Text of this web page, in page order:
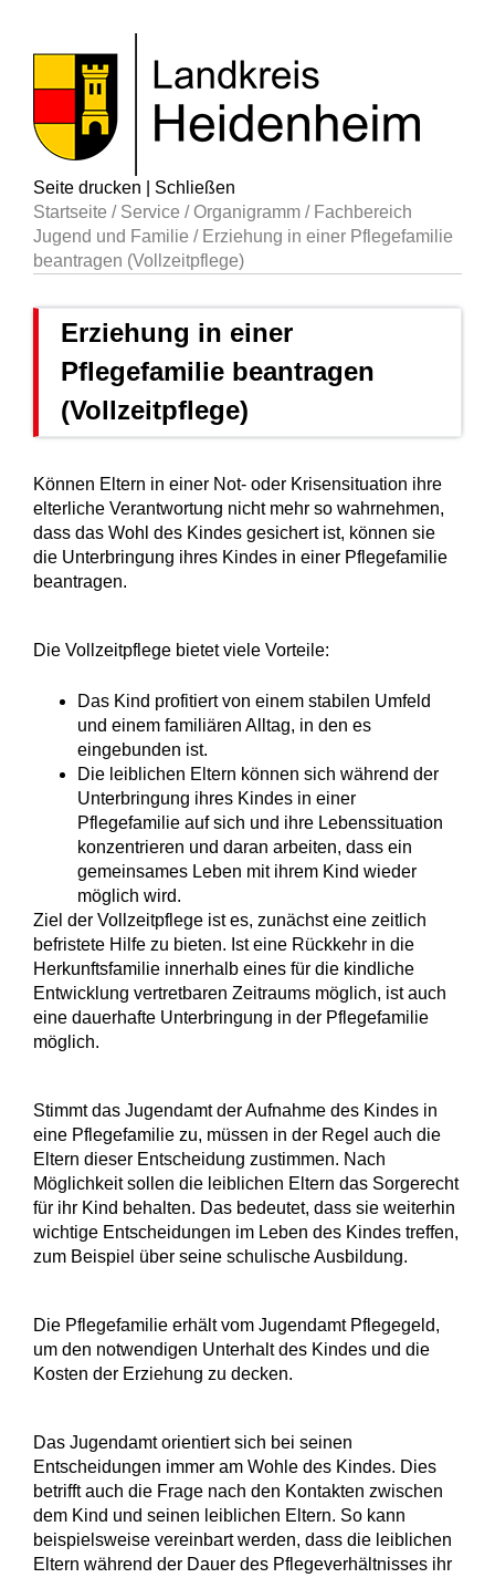
Seite drucken
Schließen
Startseite / Service /Organigramm / Fachbereich
Jugend und Familie / Erziehung in einer Pflegefamilie
beantragen (Vollzeitpflege)
Erziehung in einer
Pflegefamilie beantragen
(Vollzeitpflege)
Können Eltern in einer Not- oder Krisensituation ihre
elterliche Verantwortung nicht mehr so wahrnehmen,
dass das Wohl des Kindes gesichert ist, können sie
die Unterbringung ihres Kindes in einer Pflegefamilie
beantragen.
Die Vollzeitpflege bietet viele Vorteile:
Das Kind profitiert von einem stabilen Umfeld
und einem familiären Alltag, in den es
eingebunden ist.
Die leiblichen Eltern können sich während der
Unterbringung ihres Kindes in einer
Pflegefamilie auf sich und ihre Lebenssituation
konzentrieren und daran arbeiten, dass ein
gemeinsames Leben mit ihrem Kind wieder
möglich wird.
Ziel der Vollzeitpflege ist es, zunächst eine zeitlich
befristete Hilfe zu bieten. Isteine Rückkehr in die
Herkunftsfamilie innerhalb eines für die kindliche
Entwicklung vertretbaren Zeitraums möglich, ist auch
eine dauerhafte Unterbringung in der Pflegefamilie
möglich.
Stimmt das Jugendamt der Aufnahme des Kindes in
eine Pflegefamilie zu, müssen in der Regel auch die
Eltern dieser Entscheidung zustimmen. Nach
Möglichkeit sollen die leiblichen Eltern das Sorgerecht
für ihr Kind behalten. Das bedeutet, dass sie weiterhin
wichtige Entscheidungen im Leben des Kindes treffen,
zum Beispiel über seine schulische Ausbildung.
Die Pflegefamilie erhält vom Jugendamt Pflegegeld,
um den notwendigen Unterhalt des Kindes und die
Kosten der Erziehung zu decken.
Das Jugendamt orientiert sich bei seinen
Entscheidungen immer am Wohle des Kindes. Dies
betrifft auch die Frage nach den Kontakten zwischen
dem Kind und seinen leiblichen Eltern. So kann
beispielsweise vereinbart werden, dass die leiblichen
Eltern während der Dauer des Pflegeverhältnisses ihr